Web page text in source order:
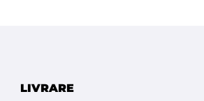
LIVRARE